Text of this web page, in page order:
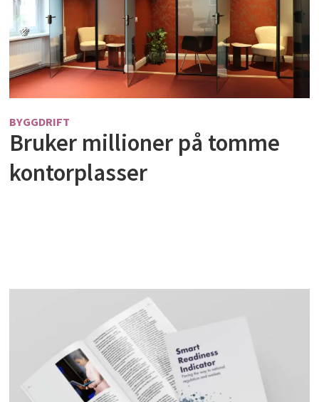
BYGGDRIFT
Bruker millioner på tomme
kontorplasser